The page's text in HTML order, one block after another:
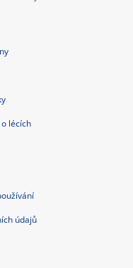
lécích
údajů